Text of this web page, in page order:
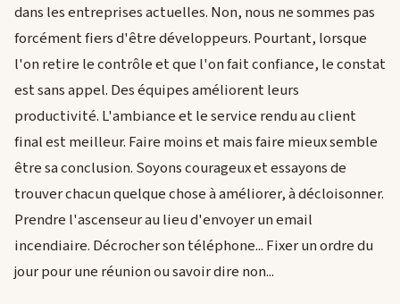
dans les entreprises actuelles. Non, nous ne sommes pas
forcément fiers d'être développeurs. Pourtant, lorsque
l'on retire le contrôle et que l'on fait confiance, le constat
est sans appel. Des équipes améliorent leurs
productivité. L'ambiance et le service rendu au client
final est meilleur. Faire moins et mais faire mieux semble
être sa conclusion. Soyons courageux et essayons de
trouver chacun quelque chose à améliorer, à décloisonner.
Prendre l'ascenseur au lieu d'envoyer un email
incendiaire. Décrocher son téléphone... Fixer un ordre du
jour pour une réunion ou savoir dire non...